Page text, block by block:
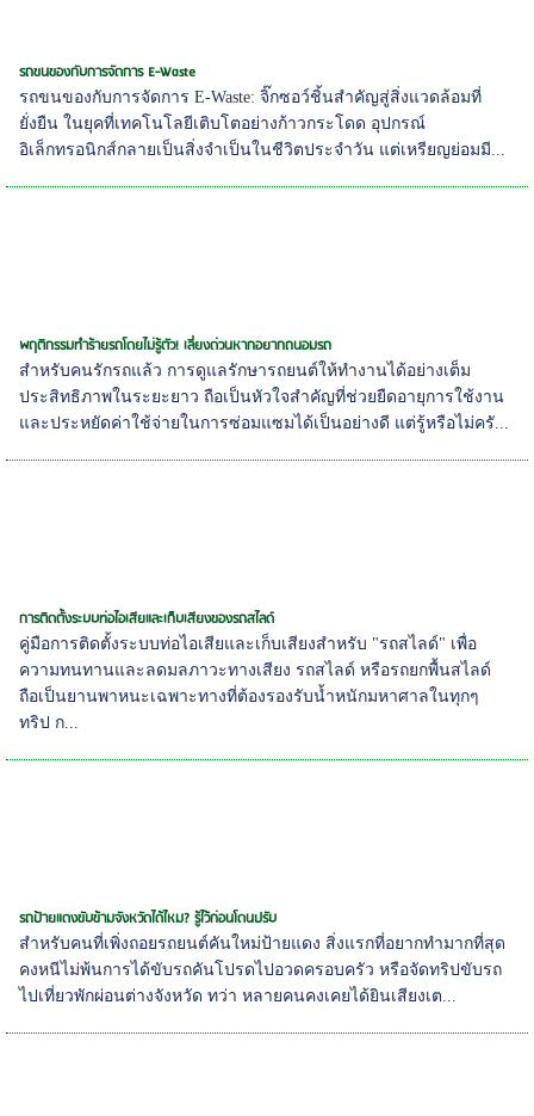
รถขนของกับการจัดการ E-Waste
รถขนของกับการจัดการ E-Waste: จิ๊กซอว์ชิ้นสำคัญสู่สิ่งแวดล้อมที่
ยั่งยืน ในยุคที่เทคโนโลยีเติบโตอย่างก้าวกระโดด อุปกรณ์
อิเล็กทรอนิกส์กลายเป็นสิ่งจำเป็นในชีวิตประจำวัน แต่เหรียญย่อมมี...
พฤติกรรมทำร้ายรถโดยไม่รู้ตัว! เลี่ยงด่วนหากอยากถนอมรถ
สำหรับคนรักรถแล้ว การดูแลรักษารถยนต์ให้ทำงานได้อย่างเต็ม
ประสิทธิภาพในระยะยาว ถือเป็นหัวใจสำคัญที่ช่วยยืดอายุการใช้งาน
และประหยัดค่าใช้จ่ายในการซ่อมแซมได้เป็นอย่างดี แต่รู้หรือไม่ครั...
การติดตั้งระบบท่อไอเสียและเก็บเสียงของรถสไลด์
คู่มือการติดตั้งระบบท่อไอเสียและเก็บเสียงสำหรับ "รถสไลด์" เพื่อ
ความทนทานและลดมลภาวะทางเสียง รถสไลด์ หรือรถยกพื้นสไลด์
ถือเป็นยานพาหนะเฉพาะทางที่ต้องรองรับน้ำหนักมหาศาลในทุกๆ
ทริป ก...
รถป้ายแดงขับข้ามจังหวัดได้ไหม? รู้ไว้ก่อนโดนปรับ
สำหรับคนที่เพิ่งถอยรถยนต์คันใหม่ป้ายแดง สิ่งแรกที่อยากทำมากที่สุด
คงหนีไม่พ้นการได้ขับรถคันโปรดไปอวดครอบครัว หรือจัดทริปขับรถ
ไปเที่ยวพักผ่อนต่างจังหวัด ทว่า หลายคนคงเคยได้ยินเสียงเต...